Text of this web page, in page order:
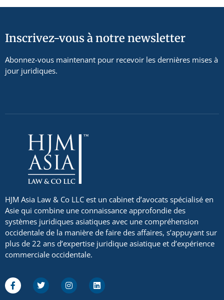
Inscrivez-vous à notre newsletter
Abonnez-vous maintenant pour recevoir les dernières mises à
jour juridiques.
HJM Asia Law & Co LLC est un cabinet d’avocats spécialisé en
Asie qui combine une connaissance approfondie des
systèmes juridiques asiatiques avec une compréhension
occidentale de la manière de faire des affaires, s’appuyant sur
plus de 22 ans d’expertise juridique asiatique et d’expérience
commerciale occidentale.